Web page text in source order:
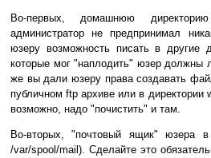
Во-первых, домашнюю
администратор не предпринимал
юзеру возможность писать в другие
которые мог "наплодить" юзер должны
же вы дали юзеру права создавать
публичном ftp архиве или в директории
возможно, надо "почистить" и там.
Во-вторых, "почтовый ящик" юзера
/var/spool/mail). Сделайте это